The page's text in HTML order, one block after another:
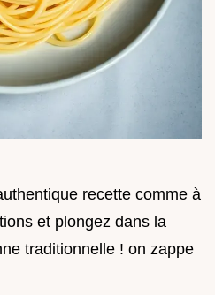
recette comme à
et plongez dans la
traditionnelle ! on zappe